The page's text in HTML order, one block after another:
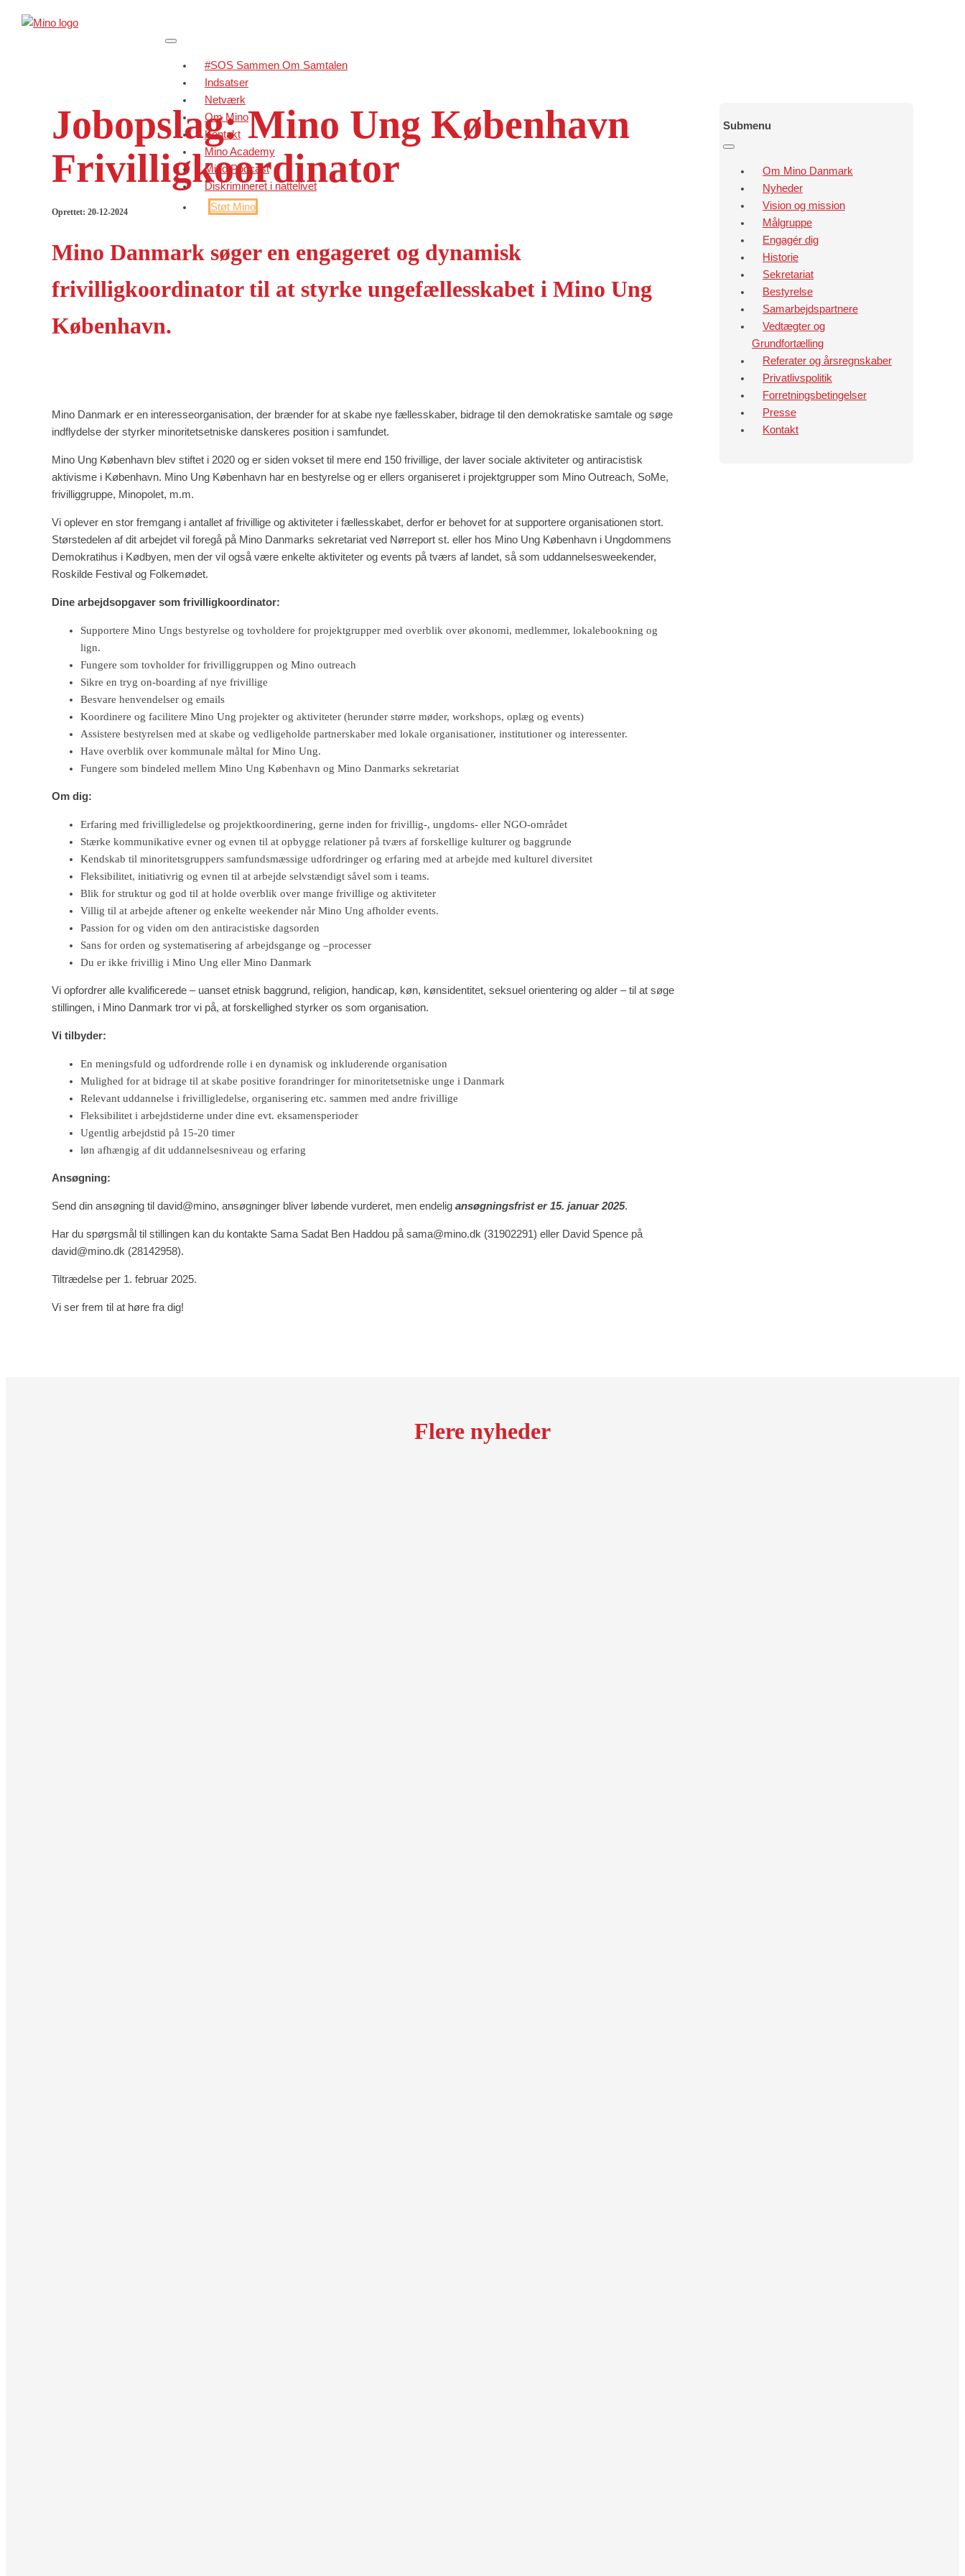
#SOS Sammen Om Samtalen
Indsatser
Netværk
Om Mino
Kontakt
Mino Academy
Mino Podcast
Diskrimineret i nattelivet
Støt Mino
Submenu
Om Mino Danmark
Nyheder
Vision og mission
Målgruppe
Engagér dig
Historie
Sekretariat
Bestyrelse
Samarbejdspartnere
Vedtægter og
Grundfortælling
Referater og årsregnskaber
Privatlivspolitik
Forretningsbetingelser
Presse
Kontakt
Jobopslag: Mino Ung København
Frivilligkoordinator
Oprettet: 20-12-2024
Mino Danmark søger en engageret og dynamisk
frivilligkoordinator til at styrke ungefællesskabet i Mino Ung
København.
Mino Danmark er en interesseorganisation, der brænder for at skabe nye fællesskaber, bidrage til den demokratiske samtale og søge
indflydelse der styrker minoritetsetniske danskeres position i samfundet.
Mino Ung København blev stiftet i 2020 og er siden vokset til mere end 150 frivillige, der laver sociale aktiviteter og antiracistisk
aktivisme i København. Mino Ung København har en bestyrelse og er ellers organiseret i projektgrupper som Mino Outreach, SoMe,
frivilliggruppe, Minopolet, m.m.
Vi oplever en stor fremgang i antallet af frivillige og aktiviteter i fællesskabet, derfor er behovet for at supportere organisationen stort.
Størstedelen af dit arbejdet vil foregå på Mino Danmarks sekretariat ved Nørreport st. eller hos Mino Ung København i Ungdommens
Demokratihus i Kødbyen, men der vil også være enkelte aktiviteter og events på tværs af landet, så som uddannelsesweekender,
Roskilde Festival og Folkemødet.
Dine arbejdsopgaver som frivilligkoordinator:
Supportere Mino Ungs bestyrelse og tovholdere for projektgrupper med overblik over økonomi, medlemmer, lokalebookning og
lign.
Fungere som tovholder for frivilliggruppen og Mino outreach
Sikre en tryg on-boarding af nye frivillige
Besvare henvendelser og emails
Koordinere og facilitere Mino Ung projekter og aktiviteter (herunder større møder, workshops, oplæg og events)
Assistere bestyrelsen med at skabe og vedligeholde partnerskaber med lokale organisationer, institutioner og interessenter.
Have overblik over kommunale måltal for Mino Ung.
Fungere som bindeled mellem Mino Ung København og Mino Danmarks sekretariat
Om dig:
Erfaring med frivilligledelse og projektkoordinering, gerne inden for frivillig-, ungdoms- eller NGO-området
Stærke kommunikative evner og evnen til at opbygge relationer på tværs af forskellige kulturer og baggrunde
Kendskab til minoritetsgruppers samfundsmæssige udfordringer og erfaring med at arbejde med kulturel diversitet
Fleksibilitet, initiativrig og evnen til at arbejde selvstændigt såvel som i teams.
Blik for struktur og god til at holde overblik over mange frivillige og aktiviteter
Villig til at arbejde aftener og enkelte weekender når Mino Ung afholder events.
Passion for og viden om den antiracistiske dagsorden
Sans for orden og systematisering af arbejdsgange og –processer
Du er ikke frivillig i Mino Ung eller Mino Danmark
Vi opfordrer alle kvalificerede – uanset etnisk baggrund, religion, handicap, køn, kønsidentitet, seksuel orientering og alder – til at søge
stillingen, i Mino Danmark tror vi på, at forskellighed styrker os som organisation.
Vi tilbyder:
En meningsfuld og udfordrende rolle i en dynamisk og inkluderende organisation
Mulighed for at bidrage til at skabe positive forandringer for minoritetsetniske unge i Danmark
Relevant uddannelse i frivilligledelse, organisering etc. sammen med andre frivillige
Fleksibilitet i arbejdstiderne under dine evt. eksamensperioder
Ugentlig arbejdstid på 15-20 timer
løn afhængig af dit uddannelsesniveau og erfaring
Ansøgning:
Send din ansøgning til david@mino, ansøgninger bliver løbende vurderet, men endelig ansøgningsfrist er 15. januar 2025.
Har du spørgsmål til stillingen kan du kontakte Sama Sadat Ben Haddou på sama@mino.dk (31902291) eller David Spence på
david@mino.dk (28142958).
Tiltrædelse per 1. februar 2025.
Vi ser frem til at høre fra dig!
Flere nyheder